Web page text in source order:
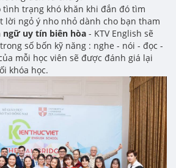
tình trạng khó khăn khi đắn đó tìm
lời ngỏ ý nho nhỏ dành cho bạn tham
ngữ uy tín biên hòa - KTV English sẽ
số bốn kỹ năng : nghe - nói - đọc -
mỗi học viên sẽ được đánh giá lại
khóa học.